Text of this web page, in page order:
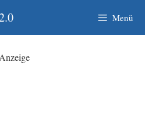
Menü
Anzeige